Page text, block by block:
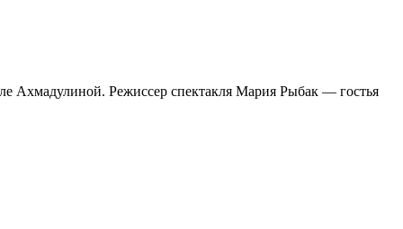
Ахмадулиной. Режиссер спектакля Мария Рыбак — гостья